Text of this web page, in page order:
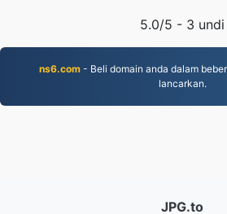
5.0/5 - 3 undi
ns6.com - Beli domain anda dalam
lancarkan.
JPG.to